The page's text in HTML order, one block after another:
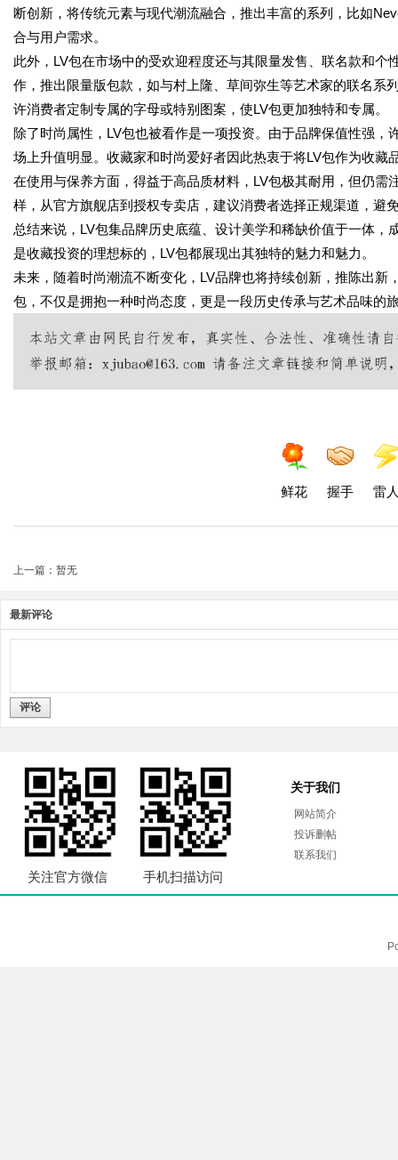
断创新，将传统元素与现代潮流融合，推出丰富的系列，比如
合与用户需求。
此外，LV包在市场中的受欢迎程度还与其限量发售、联名款和
作，推出限量版包款，如与村上隆、草间弥生等艺术家的联名系
许消费者定制专属的字母或特别图案，使LV包更加独特和专属。
除了时尚属性，LV包也被看作是一项投资。由于品牌保值性强
场上升值明显。收藏家和时尚爱好者因此热衷于将LV包作为收藏
在使用与保养方面，得益于高品质材料，LV包极其耐用，但仍
样，从官方旗舰店到授权专卖店，建议消费者选择正规渠道，避
总结来说，LV包集品牌历史底蕴、设计美学和稀缺价值于一体
是收藏投资的理想标的，LV包都展现出其独特的魅力和魅力。
未来，随着时尚潮流不断变化，LV品牌也将持续创新，推陈出
包，不仅是拥抱一种时尚态度，更是一段历史传承与艺术品味的
鲜花 握手 雷
上一篇：暂无
最新评论
评论
关注官方微信 手机扫描访问
关于我们
网站简介
投诉删帖
联系我们